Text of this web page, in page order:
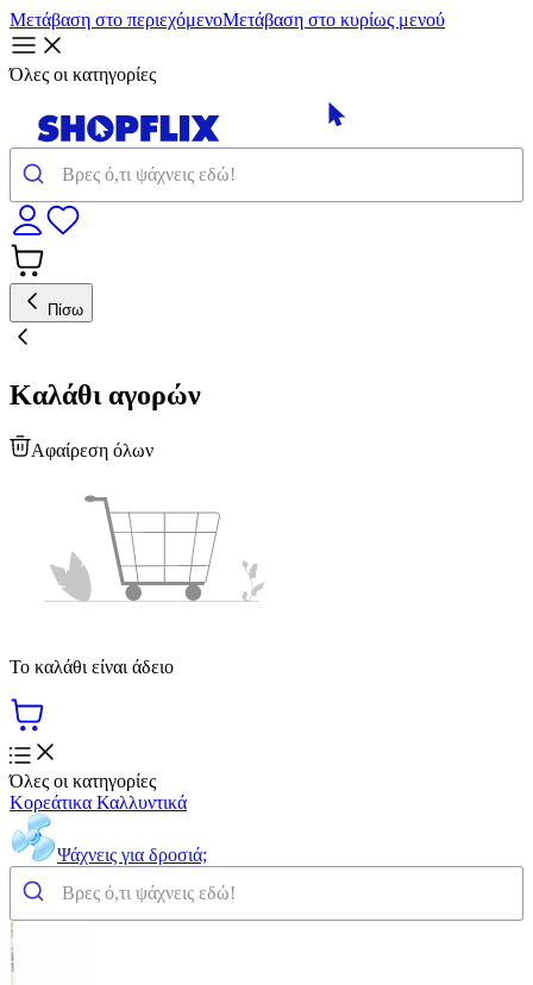
Μετάβαση στο περιεχόμενοΜετάβαση στο κυρίως μενού
Όλες οι κατηγορίες
Πίσω
Καλάθι αγορών
Αφαίρεση όλων
Το καλάθι είναι άδειο
Όλες οι κατηγορίες
Κορεάτικα Καλλυντικά
Ψάχνεις για δροσιά;